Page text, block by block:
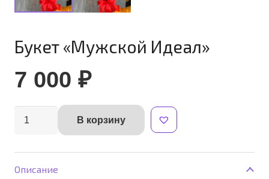
Букет «Мужской Идеал»
7 000 ₽
Количество
В корзину
Alternative:
Описание